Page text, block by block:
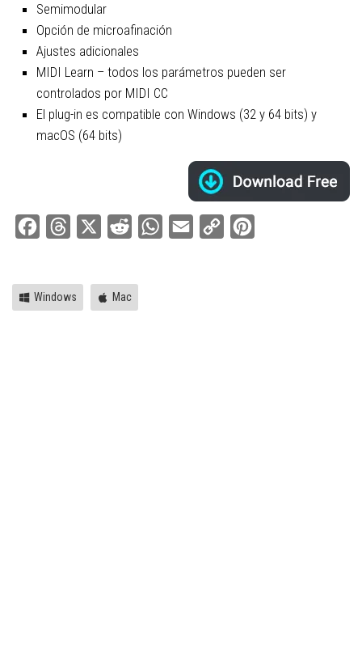
Semimodular
Opción de microafinación
Ajustes adicionales
MIDI Learn – todos los parámetros pueden ser
controlados por MIDI CC
El plug-in es compatible con Windows (32 y 64 bits) y
macOS (64 bits)
FacebookThreads Reddit WhatsApp
Email
Copy
Windows Mac